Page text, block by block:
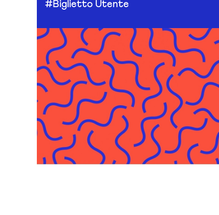
#Biglietto Utente